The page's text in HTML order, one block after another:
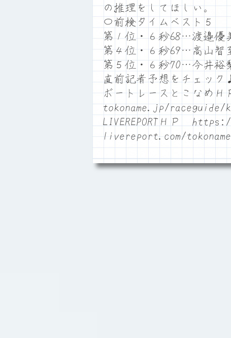
の推理をしてほしい。
〇前検タイムベスト５
第１位・６秒68…渡邉優
第４位・６秒69…高山智
第５位・６秒70…今井裕
直前記者予想をチェック
ボートレースとこなめ
tokoname.jp/raceguide/
LIVEREPORTＨＰ
livereport.com/tokoname